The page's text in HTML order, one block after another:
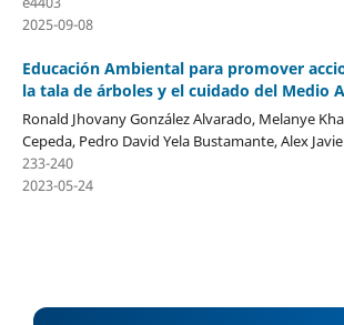
2025-09-08
Educación Ambiental para promover
la tala de árboles y el cuidado del Medio
Ronald Jhovany González Alvarado, Melanye
Cepeda, Pedro David Yela Bustamante, Alex
233-240
2023-05-24